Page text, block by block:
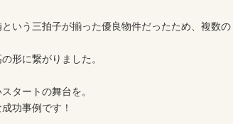
いう三拍子が揃った優良物件だったため、複数の
形に繋がりました。
タートの舞台を。
功事例です！